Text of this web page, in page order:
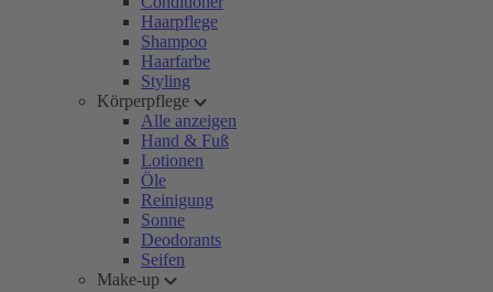
Haarpflege
Shampoo
Haarfarbe
Styling
Körperpflege
Alle anzeigen
Hand & Fuß
Lotionen
Öle
Reinigung
Sonne
Deodorants
Seifen
Make-up